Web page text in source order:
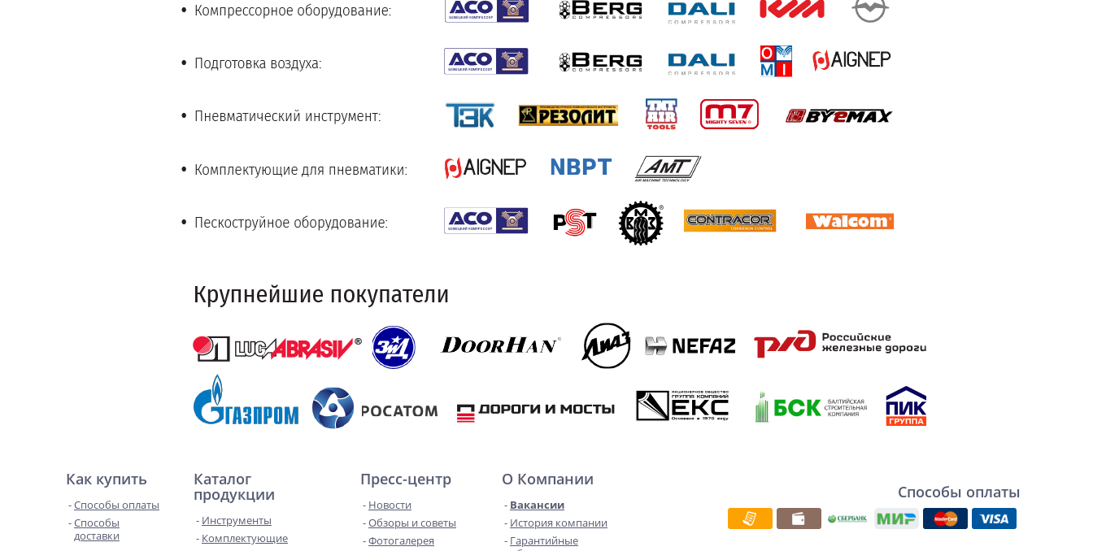
Как купить
Способы оплаты
Способы
доставки
Каталог
продукции
Инструменты
Комплектующие
Пресс-центр
Новости
Обзоры и советы
Фотогалерея
О Компании
Вакансии
История компании
Гарантийные
Способы оплаты